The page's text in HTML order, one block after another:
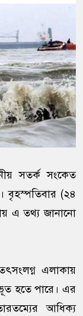
সতর্ক সংকেত
বৃহস্পতিবার (২৪
এ তথ্য জানানো
এলাকায়
হতে পারে। এর
আধিক্য